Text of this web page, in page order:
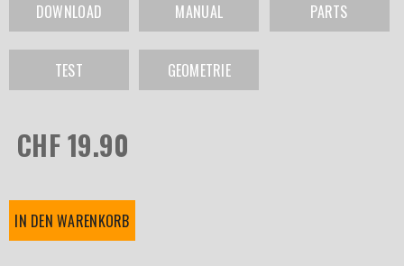
DOWNLOAD MANUAL PARTS
TEST GEOMETRIE
CHF 19.90
IN DEN WARENKORB